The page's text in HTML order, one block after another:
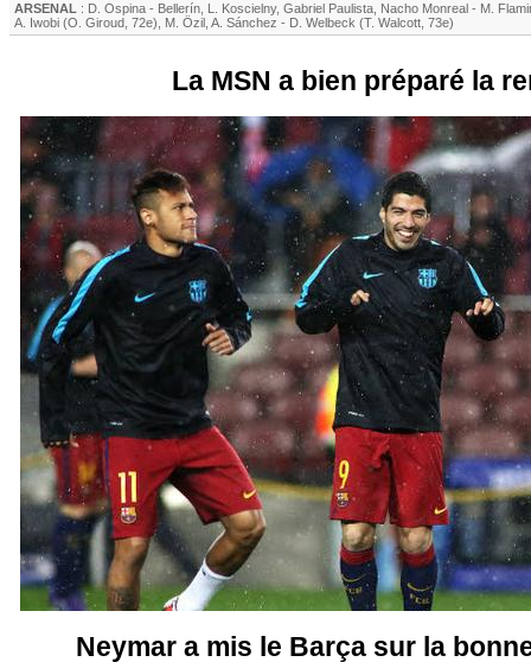
ARSENAL : D. Ospina - Bellerín L. Koscielny, Gabriel Paulista Nacho Monreal - M.
A. Iwobi (O. Giroud , 72e) M. Özil A. Sánchez - D. Welbeck (T. Walcott , 73e)
La MSN a bien préparé la
Neymar a mis le Barça sur la